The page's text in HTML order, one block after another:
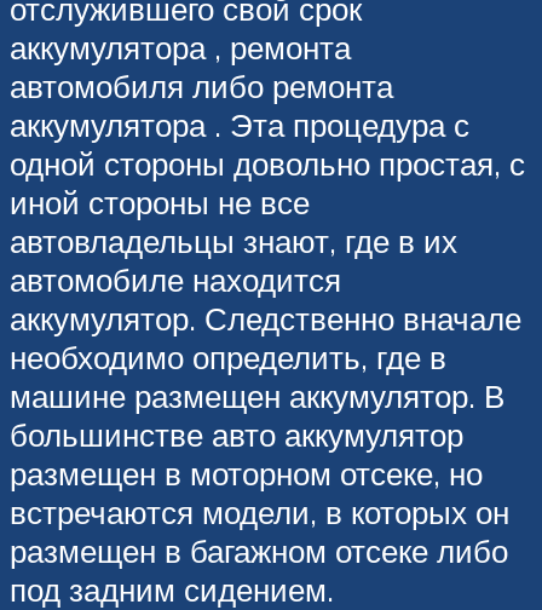
отслужившего свой срок
аккумулятора , ремонта
автомобиля либо ремонта
аккумулятора . Эта процедура с
одной стороны довольно простая, с
иной стороны не все
автовладельцы знают, где в их
автомобиле находится
аккумулятор. Следственно вначале
необходимо определить, где в
машине размещен аккумулятор. В
большинстве авто аккумулятор
размещен в моторном отсеке, но
встречаются модели, в которых он
размещен в багажном отсеке либо
под задним сидением.